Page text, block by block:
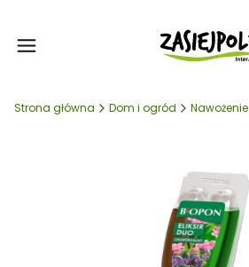
Strona główna Dom i ogród Nawożenie